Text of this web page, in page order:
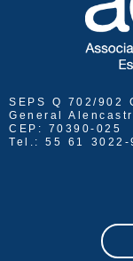
SEPS Q 702/902
General
CEP: 70390-025
Tel.: 55 61 3022-